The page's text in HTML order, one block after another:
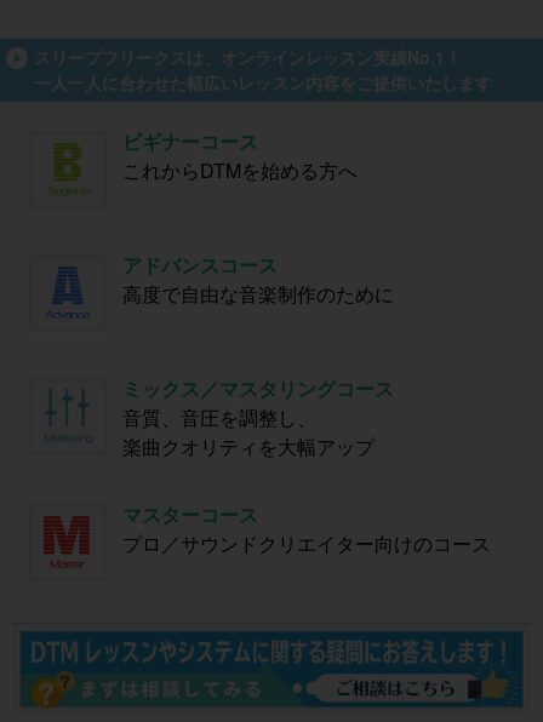
スリープフリークスは、オンラインレッスン実績No.1！
一人一人に合わせた幅広いレッスン内容をご提供いたします
ビギナーコース
これからDTMを始める方へ
アドバンスコース
高度で自由な音楽制作のために
ミックス／マスタリングコース
音質、音圧を調整し、
楽曲クオリティを大幅アップ
マスターコース
プロ／サウンドクリエイター向けのコース